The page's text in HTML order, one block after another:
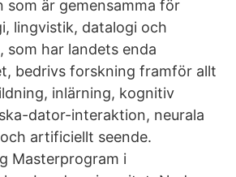
som är gemensamma för
lingvistik, datalogi och
som har landets enda
bedrivs forskning framför allt
inlärning, kognitiv
dator-interaktion, neurala
artificiellt seende.
Masterprogram i